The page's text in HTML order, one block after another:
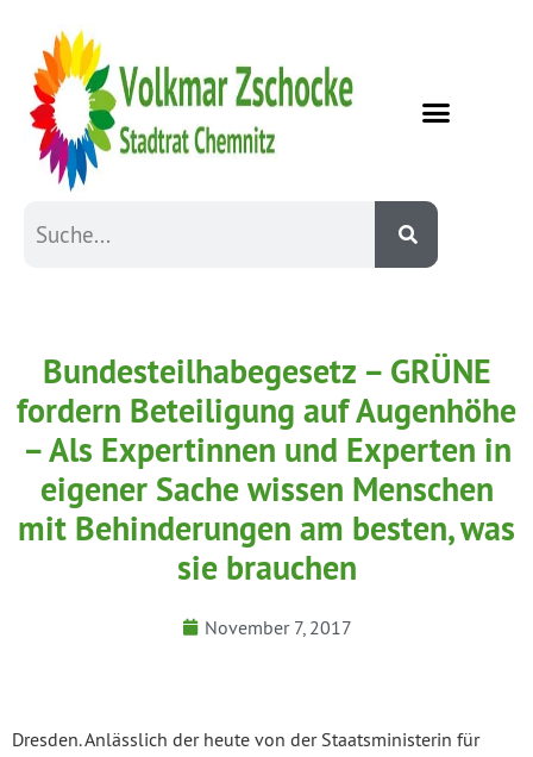
Bundesteilhabegesetz – GRÜNE
fordern Beteiligung auf Augenhöhe
– Als Expertinnen und Experten in
eigener Sache wissen Menschen
mit Behinderungen am besten, was
sie brauchen
November 7, 2017
Dresden. Anlässlich der heute von der Staatsministerin für